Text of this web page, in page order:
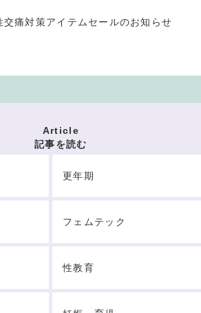
交痛対策アイテムセールのお知らせ
Article
記事を読む
更年期
フェムテック
性教育